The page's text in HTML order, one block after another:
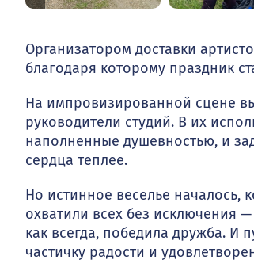
Организатором доставки
благодаря которому праздник
На импровизированной сцене
руководители студий. В их
наполненные душевностью, и
сердца теплее.
Но истинное веселье началось,
охватили всех без исключения
как всегда, победила дружба. И
частичку радости и